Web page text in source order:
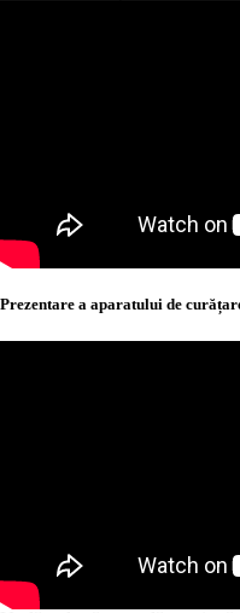
Prezentare a aparatului de